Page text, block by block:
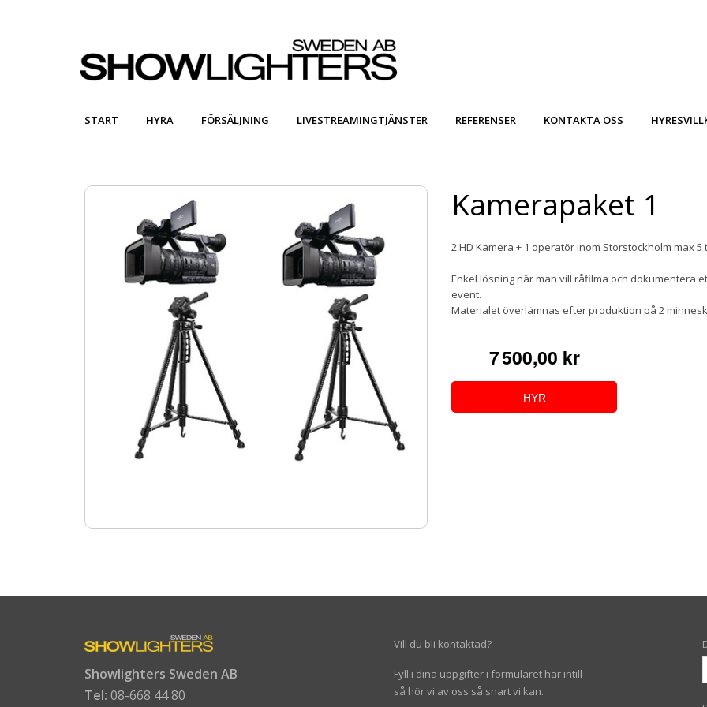
START HYRA FÖRSÄLJNING LIVESTREAMINGTJÄNSTER REFERENSER KONTAKTA OSS
Kamerapaket 1
2 HD Kamera + 1 operatör inom Storstockholm max 5
Enkel lösning när man vill råfilma och dokumentera
event.
Materialet överlämnas efter produktion på 2
7 500,00 kr
HYR
Showlighters Sweden AB
Tel: 08-668 44 80
Vill du bli kontaktad?
Fyll i dina uppgifter i formuläret här intill
så hör vi av oss så snart vi kan.